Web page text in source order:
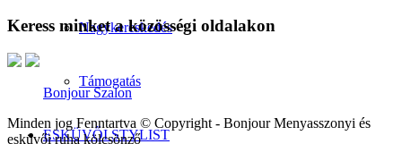
Nagykereskedés
Támogatás
ESKÜVŐI STYLIST
Keress minket a közösségi oldalakon
Bonjour Szalon
Minden jog Fenntartva © Copyright - Bonjour Menyasszonyi és
esküvői ruha kölcsönző